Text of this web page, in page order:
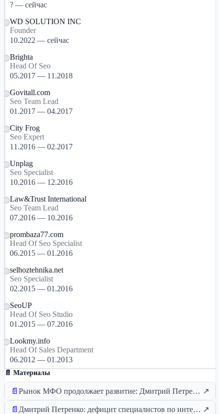
? — сейчас
WD SOLUTION INC
Founder
10.2022 — сейчас
Brighta
Head Of Seo
05.2017 — 11.2018
Govitall.com
Seo Team Lead
01.2017 — 04.2017
City Frog
Seo Expert
11.2016 — 02.2017
Unplag
Seo Specialist
10.2016 — 12.2016
Law&Trust International
Seo Team Lead
07.2016 — 10.2016
prombaza77.com
Head Of Seo Specialist
06.2015 — 01.2016
selhoztehnika.net
Seo Specialist
02.2015 — 01.2016
SeoUP
Head Of Seo Studio
01.2015 — 07.2016
Lookmy.info
Head Of Sales Department
06.2012 — 01.2013
📄 Материалы
📄 Рынок МФО продолжает развитие: Дмитрий Петренко про маркетинг в нише PDL ↗
📄 Дмитрий Петренко: дефицит специалистов по интернет-маркетингу будет еще 20-30 лет ↗